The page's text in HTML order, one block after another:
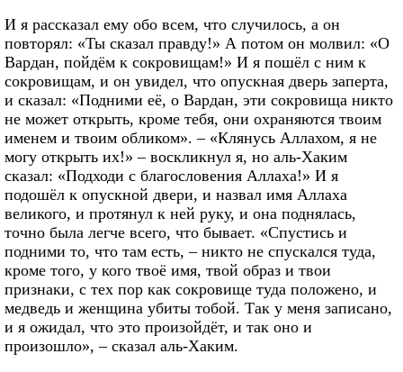
И я рассказал ему обо всем, что случилось, а он
повторял: «Ты сказал правду!» А потом он молвил: «О
Вардан, пойдём к сокровищам!» И я пошёл с ним к
сокровищам, и он увидел, что опускная дверь заперта,
и сказал: «Подними её, о Вардан, эти сокровища никто
не может открыть, кроме тебя, они охраняются твоим
именем и твоим обликом». – «Клянусь Аллахом, я не
могу открыть их!» – воскликнул я, но аль-Хаким
сказал: «Подходи с благословения Аллаха!» И я
подошёл к опускной двери, и назвал имя Аллаха
великого, и протянул к ней руку, и она поднялась,
точно была легче всего, что бывает. «Спустись и
подними то, что там есть, – никто не спускался туда,
кроме того, у кого твоё имя, твой образ и твои
признаки, с тех пор как сокровище туда положено, и
медведь и женщина убиты тобой. Так у меня записано,
и я ожидал, что это произойдёт, и так оно и
произошло», – сказал аль-Хаким.